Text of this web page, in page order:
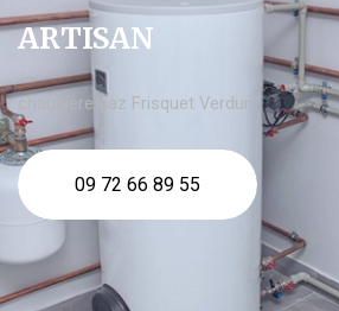
ARTISAN
chaudière gaz Frisquet Verdun
09 72 66 89 55